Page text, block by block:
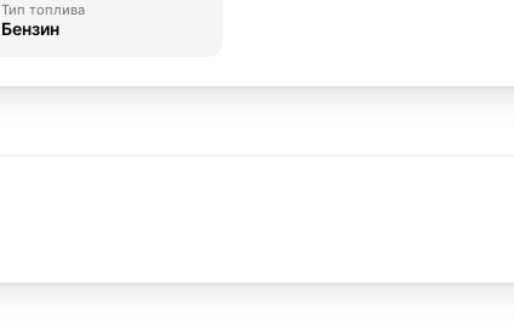
Тип топлива
Бензин